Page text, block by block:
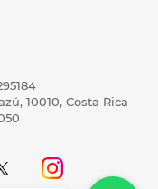
10010, Costa Rica